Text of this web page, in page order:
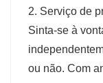
2. Serviço de
Sinta-se à
ou não. Com